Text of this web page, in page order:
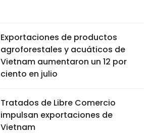
Exportaciones de productos
agroforestales y acuáticos de
Vietnam aumentaron un 12 por
ciento en julio
Tratados de Libre Comercio
impulsan exportaciones de
Vietnam